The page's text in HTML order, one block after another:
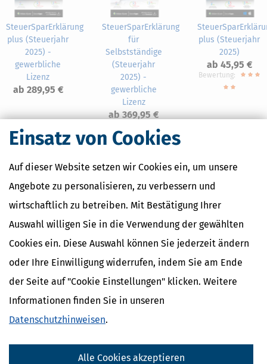
Einsatz von Cookies
Auf dieser Website setzen wir Cookies ein, um unsere
Angebote zu personalisieren, zu verbessern und
wirtschaftlich zu betreiben. Mit Bestätigung Ihrer
Auswahl willigen Sie in die Verwendung der gewählten
Cookies ein. Diese Auswahl können Sie jederzeit ändern
oder Ihre Einwilligung widerrufen, indem Sie am Ende
der Seite auf "Cookie Einstellungen" klicken. Weitere
Informationen finden Sie in unseren
Datenschutzhinweisen.
Alle Cookies akzeptieren
SteuerSparErklärung
plus (Steuerjahr
2025) -
gewerbliche
Lizenz
ab 289,95 €
SteuerSparErklärung
für
Selbstständige
(Steuerjahr
2025) -
gewerbliche
Lizenz
ab 369,95 €
plus (Steuerjahr
2025)
ab 45,95 €
Bewertung:
Nahe Finanzämter
Finanzamt Aurich
Finanzamt Emden
Finanzamt Leer (Ostfriesland)
Finanzamt Norden
Finanzamt Nordenham